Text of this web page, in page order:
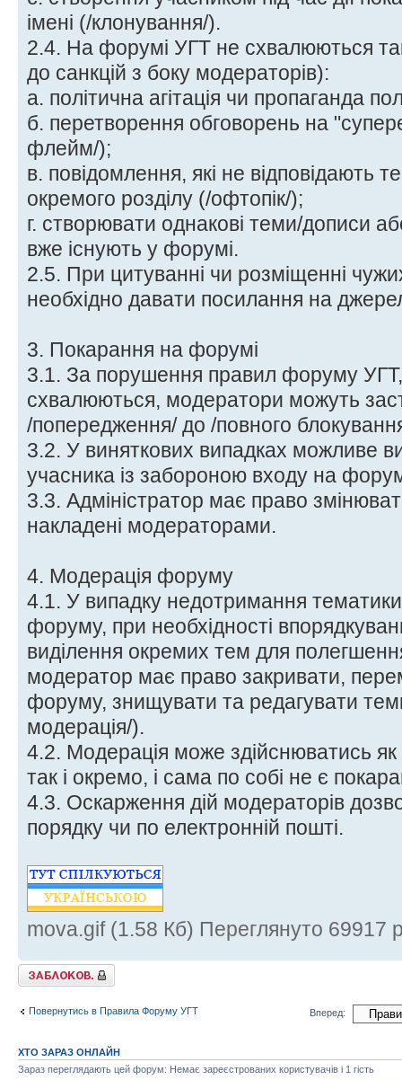
імені (/клонування/).
2.4. На форумі УГТ не схвалюються
до санкцій з боку модераторів):
а. політична агітація чи пропаганда
б. перетворення обговорень на
флейм/);
в. повідомлення, які не відповідають
окремого розділу (/офтопік/);
г. створювати однакові теми/дописи
вже існують у форумі.
2.5. При цитуванні чи розміщенні
необхідно давати посилання на
3. Покарання на форумі
3.1. За порушення правил форуму УГТ,
схвалюються, модератори можуть
/попередження/ до /повного
3.2. У виняткових випадках можливе
учасника із забороною входу на
3.3. Адміністратор має право
накладені модераторами.
4. Модерація форуму
4.1. У випадку недотримання
форуму, при необхідності
виділення окремих тем для
модератор має право закривати,
форуму, знищувати та редагувати
модерація/).
4.2. Модерація може здійснюватись
так і окремо, і сама по собі не є
4.3. Оскарження дій модераторів
порядку чи по електронній пошті.
mova.gif (1.58 Кб) Переглянуто 69917
Тему закрито
Повернутись в Правила Форуму УГТ Вперед:
ХТО ЗАРАЗ ОНЛАЙН
Зараз переглядають цей форум: Немає зареєстрованих користувачів і 1 гість